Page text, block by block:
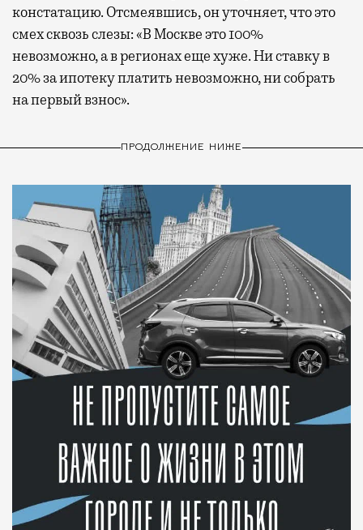
констатацию. Отсмеявшись, он уточняет, что это
смех сквозь слезы: «В Москве это 100%
невозможно, а в регионах еще хуже. Ни ставку в
20% за ипотеку платить невозможно, ни собрать
на первый взнос».
ПРОДОЛЖЕНИЕ НИЖЕ